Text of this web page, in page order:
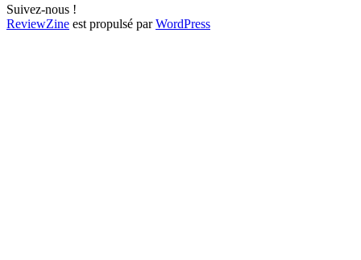
Suivez-nous !
ReviewZine est propulsé parWordPress